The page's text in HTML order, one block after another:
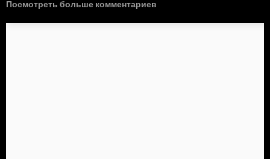
Посмотреть больше комментариев